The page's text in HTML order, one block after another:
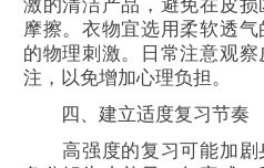
激的清洁产品，避免在皮
摩擦。衣物宜选用柔软透
的物理刺激。日常注意观
注，以免增加心理负担。
四、建立适度复习节奏
高强度的复习可能加剧